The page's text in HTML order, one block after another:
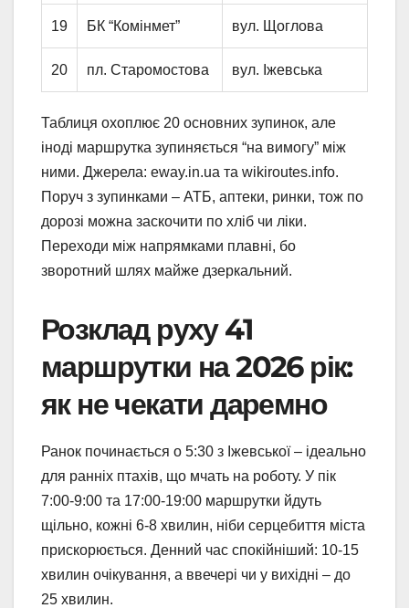
19 БК “Комінмет” вул. Щоглова
20 пл. Старомостова вул. Іжевська
Таблиця охоплює 20 основних зупинок, але
іноді маршрутка зупиняється “на вимогу” між
ними. Джерела: eway.in.ua та wikiroutes.info.
Поруч з зупинками – АТБ, аптеки, ринки, тож по
дорозі можна заскочити по хліб чи ліки.
Переходи між напрямками плавні, бо
зворотний шлях майже дзеркальний.
Розклад руху 41
маршрутки на 2026 рік:
як не чекати даремно
Ранок починається о 5:30 з Іжевської – ідеально
для ранніх птахів, що мчать на роботу. У пік
7:00-9:00 та 17:00-19:00 маршрутки йдуть
щільно, кожні 6-8 хвилин, ніби серцебиття міста
прискорюється. Денний час спокійніший: 10-15
хвилин очікування, а ввечері чи у вихідні – до
25 хвилин.